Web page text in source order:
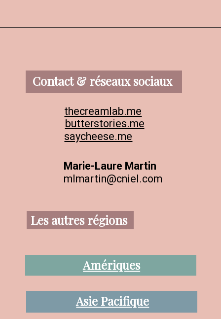
Contact & réseaux sociaux
thecreamlab.me
butterstories.me
Marie-Laure Martin
mlmartin@cniel.com
Les autres régions
Amériques
Asie Pacifique
saycheese.me